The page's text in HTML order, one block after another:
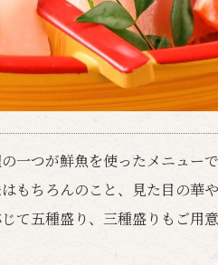
一つが鮮魚を使ったメニュー
もちろんのこと、見た目の華
て五種盛り、三種盛りもご用意